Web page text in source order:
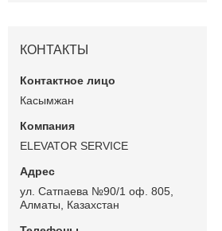
КОНТАКТЫ
Касымжан
ELEVATOR SERVICE
ул. Сатпаева №90/1 оф. 805,
Алматы, Казахстан